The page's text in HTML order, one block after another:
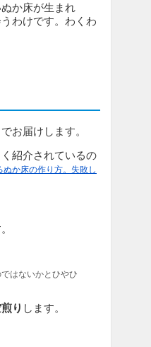
か床が生まれ
うわけです。わくわ
お届けします。
紹介されているの
ぬか床の作り方。失敗し
はないかとひやひ
り します。